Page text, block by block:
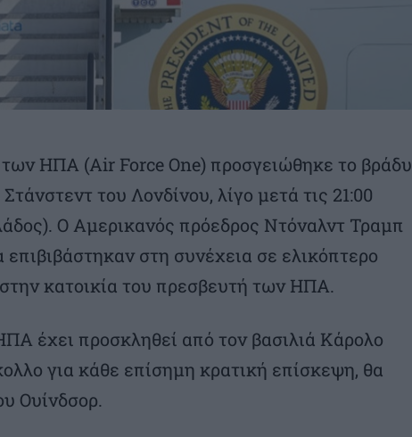
ΗΠΑ (Air Force One) προσγειώθηκε το βράδυ
του Λονδίνου, λίγο μετά τις 21:00
Ο Αμερικανός πρόεδρος Ντόναλντ Τραμπ
στη συνέχεια σε ελικόπτερο
κατοικία του πρεσβευτή των ΗΠΑ.
έχει προσκληθεί από τον βασιλιά Κάρολο
για κάθε επίσημη κρατική επίσκεψη, θα
Ουίνδσορ.